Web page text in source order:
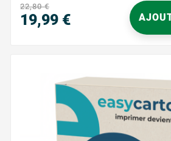
garantit des résultats constants
22,80 €
19,99 €